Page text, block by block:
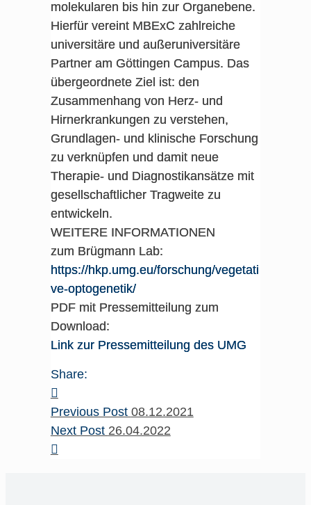
molekularen bis hin zur Organebene.
Hierfür vereint MBExC zahlreiche
universitäre und außeruniversitäre
Partner am Göttingen Campus. Das
übergeordnete Ziel ist: den
Zusammenhang von Herz- und
Hirnerkrankungen zu verstehen,
Grundlagen- und klinische Forschung
zu verknüpfen und damit neue
Therapie- und Diagnostikansätze mit
gesellschaftlicher Tragweite zu
entwickeln.
WEITERE INFORMATIONEN
zum Brügmann Lab:
https://hkp.umg.eu/forschung/vegetati
ve-optogenetik/
PDF mit Pressemitteilung zum
Download:
Link zur Pressemitteilung des UMG
Share:
Previous Post 08.12.2021
Next Post 26.04.2022